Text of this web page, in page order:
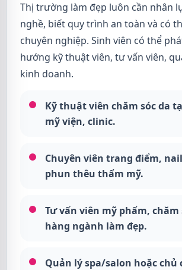
Thị trường làm đẹp luôn cần nhân
nghề, biết quy trình an toàn và có
chuyên nghiệp. Sinh viên có thể
hướng kỹ thuật viên, tư vấn viên,
kinh doanh.
Kỹ thuật viên chăm sóc da
mỹ viện, clinic.
Chuyên viên trang điểm,
phun thêu thẩm mỹ.
Tư vấn viên mỹ phẩm, chăm
hàng ngành làm đẹp.
Quản lý spa/salon hoặc chủ